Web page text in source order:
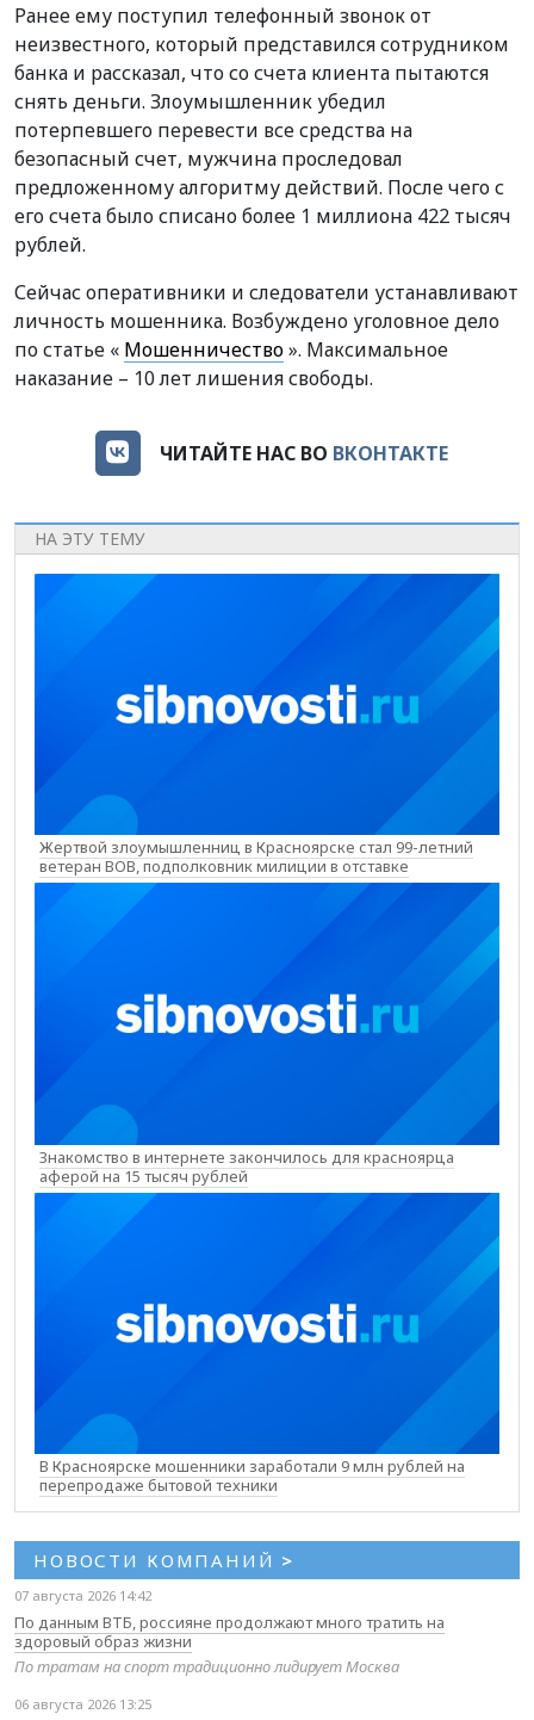
Ранее ему поступил телефонный звонок от
неизвестного, который представился сотрудником
банка и рассказал, что со счета клиента пытаются
снять деньги. Злоумышленник убедил
потерпевшего перевести все средства на
безопасный счет, мужчина проследовал
предложенному алгоритму действий. После чего с
его счета было списано более 1 миллиона 422 тысяч
рублей.
Сейчас оперативники и следователи устанавливают
личность мошенника. Возбуждено уголовное дело
по статье « Мошенничество». Максимальное
наказание – 10 лет лишения свободы.
ЧИТАЙТЕ НАС ВО ВКОНТАКТЕ
НА ЭТУ ТЕМУ
Жертвой злоумышленниц в Красноярске стал 99-летний
ветеран ВОВ, подполковник милиции в отставке
Знакомство в интернете закончилось для красноярца
аферой на 15 тысяч рублей
В Красноярске мошенники заработали 9 млн рублей на
перепродаже бытовой техники
НОВОСТИ КОМПАНИЙ >
07 августа 2026 14:42
По данным ВТБ, россияне продолжают много тратить на
здоровый образ жизни
По тратам на спорт традиционно лидирует Москва
06 августа 2026 13:25